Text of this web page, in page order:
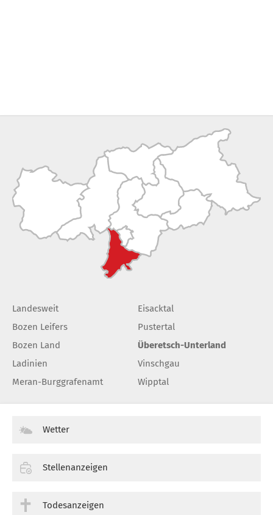
Landesweit
Bozen Leifers
Bozen Land
Ladinien
Meran-Burggrafenamt
Eisacktal
Pustertal
Überetsch-Unterland
Vinschgau
Wipptal
Wetter
Stellenanzeigen
Todesanzeigen